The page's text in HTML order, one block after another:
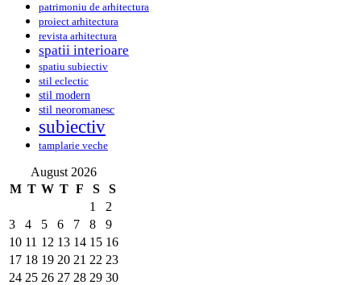
patrimoniu de arhitectura
proiect arhitectura
revista arhitectura
spatii interioare
spatiu subiectiv
stil eclectic
stil modern
stil neoromanesc
subiectiv
tamplarie veche
August 2026
M T W T F S
S
1
2
3
4 5 6 7 8
9
10 11 12 13 14 15 16
17 18 19 20 21 22 23
24 25 26 27 28 29 30